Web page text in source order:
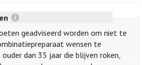
geadviseerd worden om niet te
wensen te
ouder dan 35 jaar die blijven roken,